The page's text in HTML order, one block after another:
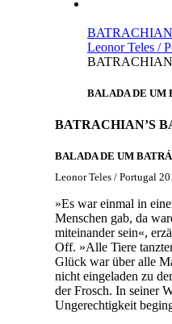
Leonor Teles /
BALADA DE UM
BATRACHIAN’S
BALADA DE UM
Leonor Teles / Portugal
»Es war einmal in
Menschen gab, da
miteinander sein«,
Off. »Alle Tiere
Glück war über alle
nicht eingeladen zu
der Frosch. In seiner
Ungerechtigkeit